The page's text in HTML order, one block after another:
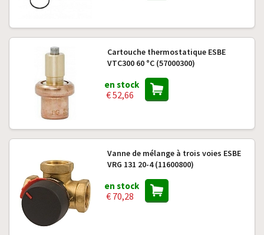
Cartouche thermostatique ESBE
VTC300 60 °C (57000300)
en stock
€ 52,66
Vanne de mélange à trois voies ESBE
VRG 131 20-4 (11600800)
en stock
€ 70,28